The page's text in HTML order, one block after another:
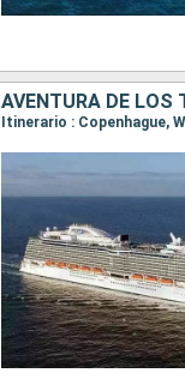
AVENTURA DE LOS